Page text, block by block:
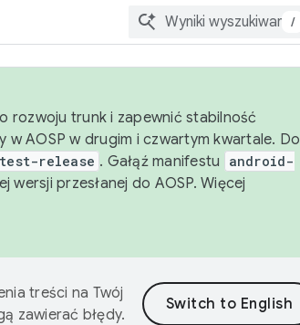
/
rozwoju trunk i zapewnić stabilność
AOSP w drugim i czwartym kwartale. Do
release . Gałąź manifestu
android-
wersji przesłanej do AOSP. Więcej
treści na Twój
zawierać błędy.